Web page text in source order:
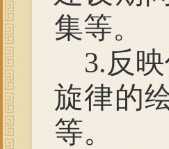
集等。
3.反
旋律的
等。